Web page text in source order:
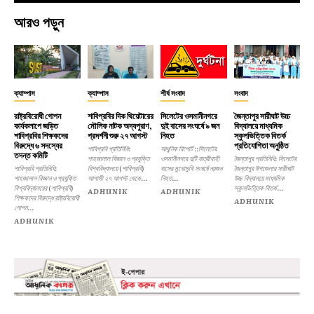
আরও পড়ুন
ক্যাম্পাস
রাষ্ট্রবিরোধী গোপন
কার্যকলাপে জড়িত
শাবিপ্রবির শিক্ষকদের
বিরুদ্ধে ৬ সদস্যের
তদন্ত কমিটি
শাবিপ্রবি প্রতিনিধি:
শাহজালাল বিজ্ঞান ও প্রযুক্তি
বিশ্ববিদ্যালয়ের (শাবিপ্রবি)
শিক্ষকদের বিরুদ্ধে রাষ্ট্রবিরোধী
গোপন...
ADHUNIK
ক্যাম্পাস
শাবিপ্রবির দিক থিয়েটারের
মৌলিক নাটক অদ্যপুরাণ,
প্রদর্শনী শুরু ২৭ আগস্ট
শাবিপ্রবি প্রতিনিধি:
শাহজালাল বিজ্ঞান ও প্রযুক্তি
বিশ্ববিদ্যালয়ে (শাবিপ্রবি)
আগামী ২৭ আগস্ট থেকে...
ADHUNIK
শীর্ষ সংবাদ
সিলেটের ওসমানীনগরে
দুই বাসের সংঘর্ষে ৯ জন
নিহত
আধুনিক রিপোর্ট ::সিলেটের
ওসমানীনগরে দুটি যাত্রীবাহী
বাসের মুখোমুখি সংঘর্ষে নয়জন
নিহত...
ADHUNIK
সংবাদ
জৈন্তাপুর সারীঘাট উচ্চ
বিদ্যালয়ে মাধ্যমিক
স্কুলভিত্তিক বিতর্ক
প্রতিযোগিতা অনুষ্ঠিত
জৈন্তাপুর প্রতিনিধি: সিলেটের
জৈন্তাপুর উপজেলার সারীঘাট
উচ্চ বিদ্যালয়ে মাধ্যমিক
স্কুলভিত্তিক বিতর্ক...
ADHUNIK